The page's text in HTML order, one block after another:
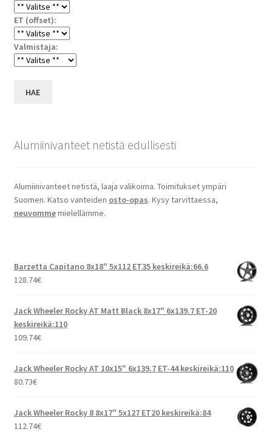
ET (offset):
Valmistaja:
HAE
Alumiinivanteet netistä edullisesti
Alumiinivanteet netistä, laaja valikoima. Toimitukset ympäri
Suomen. Katso vanteiden osto-opas. Kysy tarvittaessa,
neuvommemielellämme.
Barzetta Capitano 8x18" 5x112 ET35 keskireikä:66.6
128.74€
Jack Wheeler Rocky AT Matt Black 8x17" 6x139.7 ET-20
keskireikä:110
109.74€
Jack Wheeler Rocky AT 10x15" 6x139.7 ET-44 keskireikä:110
80.73€
Jack Wheeler Rocky 8 8x17" 5x127 ET20 keskireikä:84
112.74€